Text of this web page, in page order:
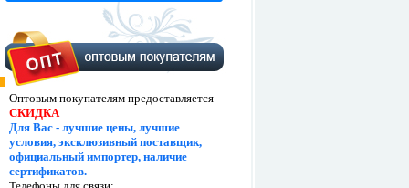
Оптовым покупателям предоставляется
СКИДКА
Для Вас - лучшие цены, лучшие
условия, эксклюзивный поставщик,
официальный импортер, наличие
сертификатов.